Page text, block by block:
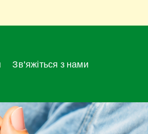
Зв'яжіться з нами